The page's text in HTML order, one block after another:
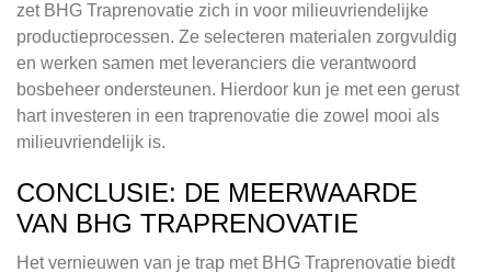
zet BHG Traprenovatie zich in voor milieuvriendelijke
productieprocessen. Ze selecteren materialen zorgvuldig
en werken samen met leveranciers die verantwoord
bosbeheer ondersteunen. Hierdoor kun je met een gerust
hart investeren in een traprenovatie die zowel mooi als
milieuvriendelijk is.
CONCLUSIE: DE MEERWAARDE
VAN BHG TRAPRENOVATIE
Het vernieuwen van je trap met BHG Traprenovatie biedt